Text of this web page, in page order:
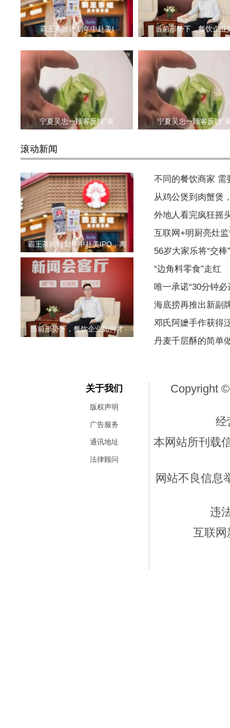
霸王茶姬计划年中赴美I 当前形势下，餐饮企业
宁夏吴忠一顾客反映“吴 宁夏吴忠一顾客反映“
滚动新闻
霸王茶姬计划年中赴美IPO，离
当前形势下，餐饮企业如何才
不同的餐饮商家 需
从鸡公煲到肉蟹煲
外地人看完疯狂摇
互联网+明厨亮灶
56岁大家乐将“交
“边角料零食”走红
唯一承诺“30分钟
海底捞再推出新副
邓氏阿嬷手作获得
丹麦千层酥的简单
关于我们
版权声明
广告服务
通讯地址
法律顾问
Copyright
经
本网站所刊载
网站不良信息
违
互联网